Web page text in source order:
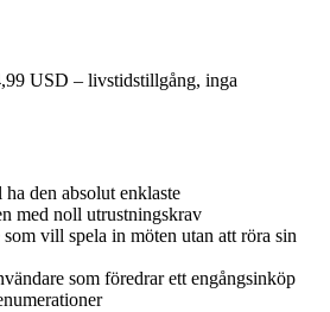
USD – livstidstillgång, inga
den absolut enklaste
med noll utrustningskrav
vill spela in möten utan att röra sin
som föredrar ett engångsinköp